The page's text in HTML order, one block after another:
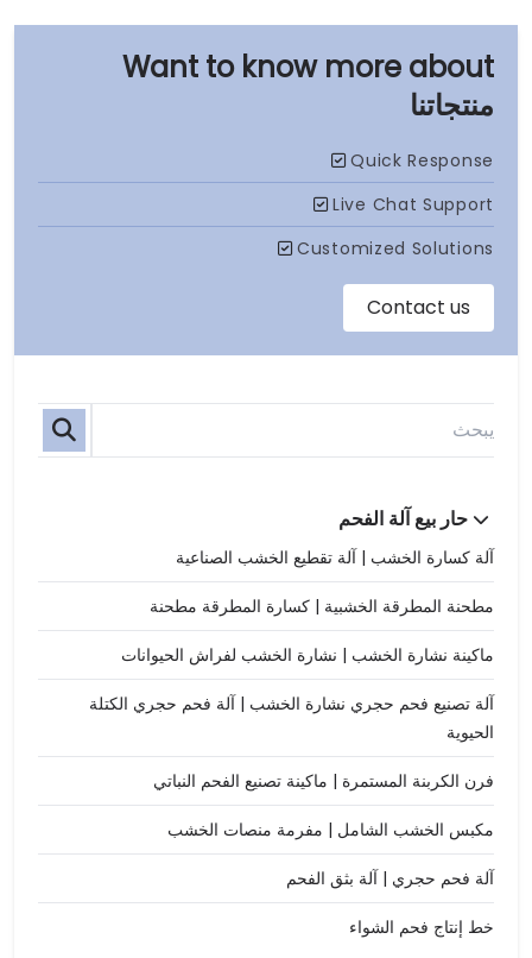
منتجاتنا
حار بيع آلة الفحم
آلة كسارة الخشب | آلة تقطيع الخشب الصناعية
مطحنة المطرقة الخشبية | كسارة المطرقة مطحنة
ماكينة نشارة الخشب | نشارة الخشب لفراش الحيوانات
آلة تصنيع فحم حجري نشارة الخشب | آلة فحم حجري الكتلة
الحيوية
فرن الكربنة المستمرة | ماكينة تصنيع الفحم النباتي
مكبس الخشب الشامل | مفرمة منصات الخشب
آلة فحم حجري | آلة بثق الفحم
خط إنتاج فحم الشواء